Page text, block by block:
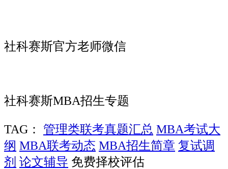
社科赛斯官方老师微信
社科赛斯MBA招生专题
TAG： 管理类联考真题汇总 MBA考试大
纲 MBA联考动态 MBA招生简章 复试调
剂 论文辅导 免费择校评估